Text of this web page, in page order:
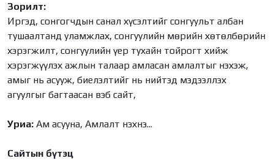
Зорилт:
​​​​​​​Иргэд, сонгогчдын санал хүсэлтийг сонгуульт албан
тушаалтанд уламжлах, сонгуулийн мөрийн хөтөлбөрийн
хэрэгжилт, сонгуулийн үер тухайн тойрогт хийж
хэрэгжүүлэх ажлын талаар амласан амлалтыг нэхэж,
амыг нь асууж, биелэлтийг нь нийтэд мэдээллэх
агуулгыг багтаасан вэб сайт,
Уриа: Ам асууна, Амлалт нэхнэ...
Сайтын бүтэц